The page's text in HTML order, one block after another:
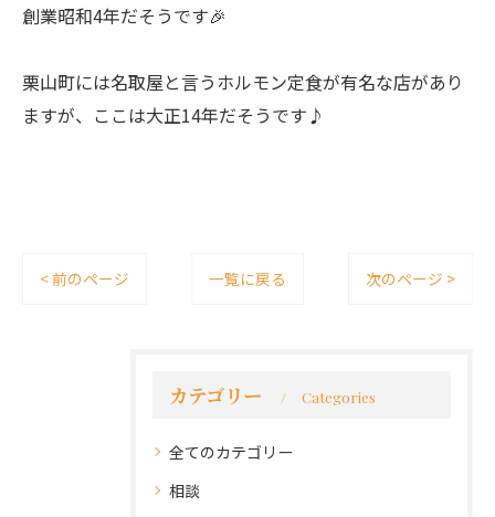
創業昭和4年だそうです🎉
栗山町には名取屋と言うホルモン定食が有名な店があり
ますが、ここは大正14年だそうです♪
< 前のページ 一覧に戻る 次のページ >
カテゴリー Categories
全てのカテゴリー
相談